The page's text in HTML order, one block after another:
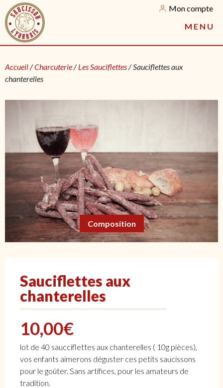
Mon compte
M E N U
Accueil/Charcuterie/Les Sauciflettes/ Sauciflettes aux
chanterelles
Composition
Sauciflettes aux
chanterelles
10,00€
lot de 40 saucciflettes aux chanterelles ( 10g pièces),
vos enfants aimerons déguster ces petits saucissons
pour le goûter. Sans artifices, pour les amateurs de
tradition.